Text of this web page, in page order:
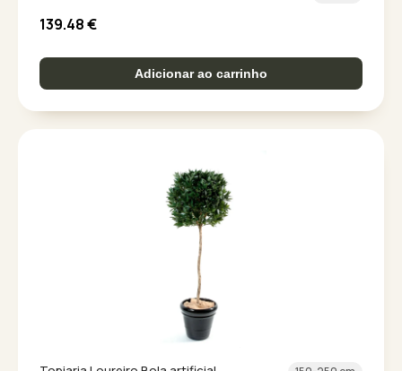
139.48€
Adicionar ao carrinho